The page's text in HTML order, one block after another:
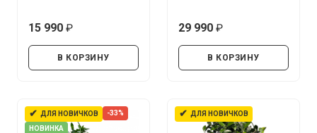
15 990
В КОРЗИНУ
29 990
В КОРЗИНУ
✔ ДЛЯ НОВИЧКОВ
-33%
НОВИНКА
✔ ДЛЯ НОВИЧКОВ